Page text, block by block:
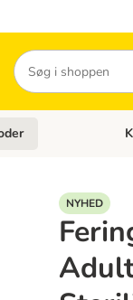
Søg
menu:
NYHED